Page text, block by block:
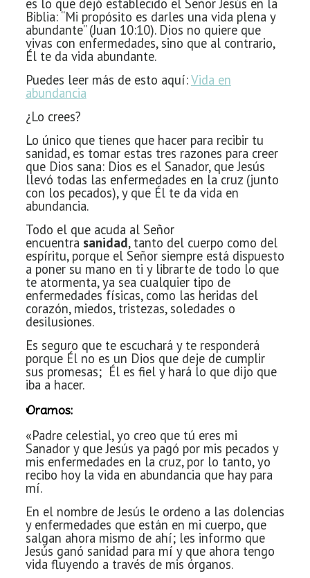
Biblia:“Mi propósito es darles una vida plena y
abundante” (Juan 10:10). Dios no quiere que
vivas con enfermedades, sino que al contrario,
Él te da vida abundante.
Puedes leer más de esto aquí:Vida en
abundancia
¿Lo crees?
Lo único que tienes que hacer para recibir tu
sanidad, es tomar estas tres razones para creer
que Dios sana: Dios es el Sanador, que Jesús
llevó todas las enfermedades en la cruz (junto
con los pecados), y que Él te da vida en
abundancia.
Todo el que acuda al Señor
encuentra sanidad, tanto del cuerpo como del
espíritu, porque el Señor siempre está dispuesto
a poner su mano en ti y librarte de todo lo que
te atormenta, ya sea cualquier tipo de
enfermedades físicas, como las heridas del
corazón, miedos, tristezas, soledades o
desilusiones.
Es seguro que te escuchará y te responderá
porque Él no es un Dios que deje de cumplir
sus promesas; Él es fiel y hará lo que dijo que
iba a hacer.
Oramos:
«Padre celestial, yo creo que tú eres mi
Sanador y que Jesús ya pagó por mis pecados y
mis enfermedades en la cruz, por lo tanto, yo
recibo hoy la vida en abundancia que hay para
mí.
En el nombre de Jesús le ordeno a las dolencias
y enfermedades que están en mi cuerpo, que
salgan ahora mismo de ahí; les informo que
Jesús ganó sanidad para mí y que ahora tengo
vida fluyendo a través de mis órganos.